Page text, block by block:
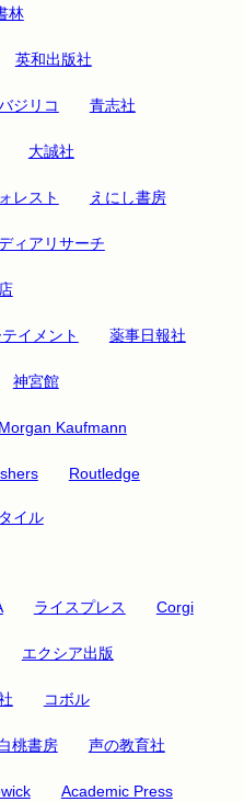
林
英和出版社
ジリコ 青志社
大誠社
レスト えにし書房
ィアリサーチ
イメント 薬事日報社
神宮館
Morgan Kaufmann
Routledge
イル
ライスプレス Corgi
エクシア出版
コボル
桃書房 声の教育社
Academic Press